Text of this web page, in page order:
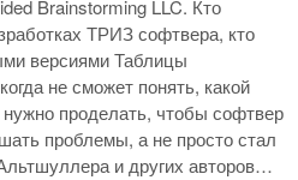
Brainstorming LLC. Кто
ТРИЗ софтвера, кто
версиями Таблицы
не сможет понять, какой
проделать, чтобы софтвер
проблемы, а не просто стал
и других авторов…